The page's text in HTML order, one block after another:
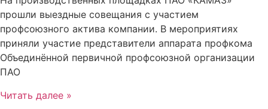
прошли выездные совещания с участием
профсоюзного актива компании. В мероприятиях
приняли участие представители аппарата профкома
Объединённой первичной профсоюзной организации
ПАО
Читать далее »